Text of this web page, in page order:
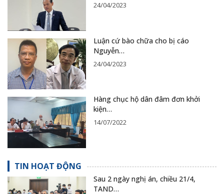
24/04/2023
Luận cứ bào chữa cho bị cáo
Nguyễn…
24/04/2023
Hàng chục hộ dân đâm đơn khởi
kiện…
14/07/2022
TIN HOẠT ĐỘNG
Sau 2 ngày nghị án, chiều 21/4,
TAND…